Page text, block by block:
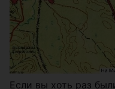
Если вы хоть раз